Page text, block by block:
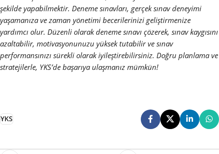
şekilde yapabilmektir. Deneme sınavları, gerçek sınav deneyimi
yaşamanıza ve zaman yönetimi becerilerinizi geliştirmenize
yardımcı olur. Düzenli olarak deneme sınavı çözerek, sınav kaygısını
azaltabilir, motivasyonunuzu yüksek tutabilir ve sınav
performansınızı sürekli olarak iyileştirebilirsiniz. Doğru planlama ve
stratejilerle, YKS’de başarıya ulaşmanız mümkün!
YKS